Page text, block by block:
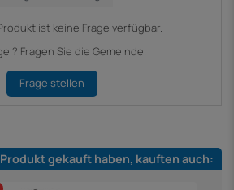
ist keine Frage verfügbar.
? Fragen Sie die Gemeinde.
Frage stellen
gekauft haben, kauften auch: